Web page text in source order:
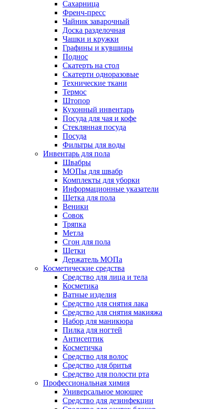
Сахарница
Френч-пресс
Чайник заварочный
Доска разделочная
Чашки и кружки
Графины и кувшины
Поднос
Скатерть на стол
Скатерти одноразовые
Технические ткани
Термос
Штопор
Кухонный инвентарь
Посуда для чая и кофе
Стеклянная посуда
Посуда
Фильтры для воды
Инвентарь для пола
Швабры
МОПы для швабр
Комплекты для уборки
Информационные указатели
Щетка для пола
Веники
Совок
Тряпка
Метла
Сгон для пола
Щетки
Держатель МОПа
Косметические средства
Средство для лица и тела
Косметика
Ватные изделия
Средство для снятия лака
Средство для снятия макияжа
Набор для маникюра
Пилка для ногтей
Антисептик
Косметичка
Средство для волос
Средство для бритья
Средство для полости рта
Профессиональная химия
Универсальное моющее
Средство для дезинфекции